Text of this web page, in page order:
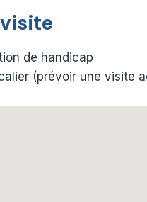
de handicap
(prévoir une visite